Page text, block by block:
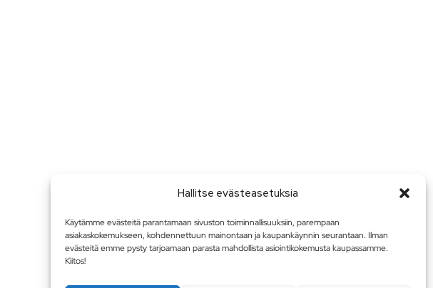
Hallitse evästeasetuksia
Käytämme evästeitä parantamaan sivuston toiminnallisuuksiin, parempaan
asiakaskokemukseen, kohdennettuun mainontaan ja kaupankäynnin seurantaan. Ilman
evästeitä emme pysty tarjoamaan parasta mahdollista asiointikokemusta kaupassamme.
Kiitos!